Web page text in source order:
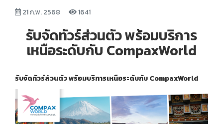
21 ก.พ. 2568 1641
รับจัดทัวร์ส่วนตัว พร้อมบริการ
เหนือระดับกับ CompaxWorld
รับจัดทัวร์ส่วนตัว พร้อมบริการเหนือระดับกับ CompaxWorld